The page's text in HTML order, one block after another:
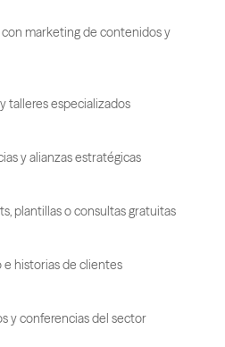
marketing de contenidos y
talleres especializados
y alianzas estratégicas
plantillas o consultas gratuitas
e historias de clientes
y conferencias del sector